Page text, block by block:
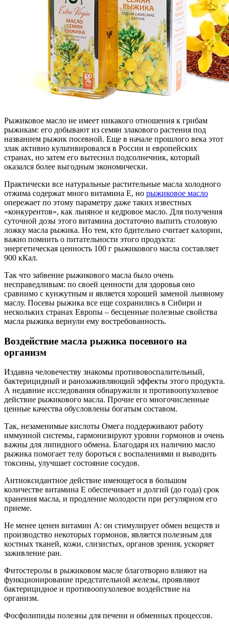
Рыжиковое масло не имеет никакого отношения к грибам
рыжикам: его добывают из семян злакового растения под
названием рыжик посевной. Еще в начале прошлого века этот
злак активно культивировался в России и европейских
странах, но затем его вытеснил подсолнечник, который
оказался более выгодным экономически.
Практически все натуральные растительные масла холодного
отжима содержат много витамина Е, но рыжиковое масло
опережает по этому параметру даже таких известных
«конкурентов», как льняное и кедровое масло. Для получения
суточной дозы этого витамина достаточно выпить столовую
ложку масла рыжика. Но тем, кто бдительно считает калории,
важно помнить о питательности этого продукта:
энергетическая ценность 100 г рыжикового масла составляет
900 кКал.
Так что забвение рыжикового масла было очень
несправедливым: по своей ценности для здоровья оно
сравнимо с кунжутным и является хорошей заменой льняному
маслу. Посевы рыжика все еще сохранились в Сибири и
нескольких странах Европы – бесценные полезные свойства
масла рыжика вернули ему востребованность.
Воздействие масла рыжика посевного на
организм
Издавна человечеству знакомы противовоспалительный,
бактерицидный и ранозаживляющий эффекты этого продукта.
А недавние исследования обнаружили и противоопухолевое
действие рыжикового масла. Прочие его многочисленные
ценные качества обусловлены богатым составом.
Так, незаменимые кислоты Омега поддерживают работу
иммунной системы, гармонизируют уровни гормонов и очень
важны для липидного обмена. Благодаря их наличию масло
рыжика помогает телу бороться с воспалениями и выводить
токсины, улучшает состояние сосудов.
Антиоксидантное действие имеющегося в большом
количестве витамина Е обеспечивает и долгий (до года) срок
хранения масла, и продление молодости при регулярном его
приеме.
Не менее ценен витамин А: он стимулирует обмен веществ и
производство некоторых гормонов, является полезным для
костных тканей, кожи, слизистых, органов зрения, ускоряет
заживление ран.
Фитостеролы в рыжиковом масле благотворно влияют на
функционирование предстательной железы, проявляют
бактерицидное и противоопухолевое воздействие на
организм.
Фосфолипиды полезны для печени и обменных процессов.